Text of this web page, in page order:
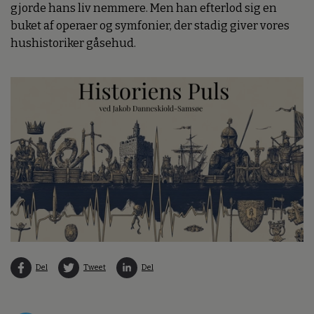
gjorde hans liv nemmere. Men han efterlod sig en
buket af operaer og symfonier, der stadig giver vores
hushistoriker gåsehud.
Del Tweet Del